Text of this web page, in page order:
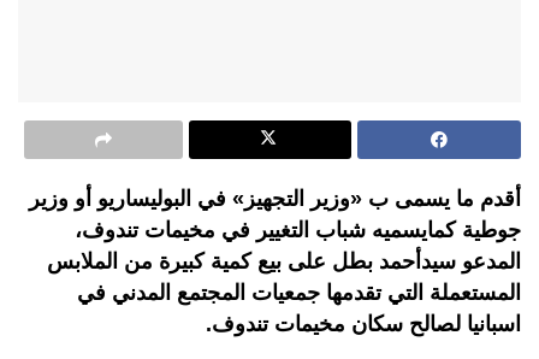
أقدم ما يسمى ب «وزير التجهيز» في البوليساريو أو وزير
جوطية كمايسميه شباب التغيير في مخيمات تندوف،
المدعو سيدأحمد بطل على بيع كمية كبيرة من الملابس
المستعملة التي تقدمها جمعيات المجتمع المدني في
اسبانيا لصالح سكان مخيمات تندوف.